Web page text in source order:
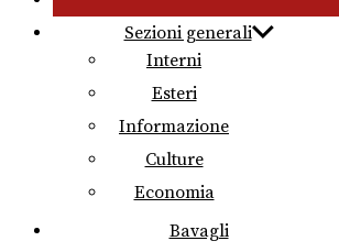
Sezioni generali
Interni
Esteri
Informazione
Culture
Economia
Bavagli